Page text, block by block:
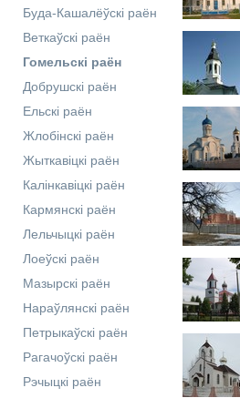
Буда-Кашалёўскі раён
Веткаўскі раён
Гомельскі раён
Добрушскі раён
Ельскі раён
Жлобінскі раён
Жыткавіцкі раён
Калінкавіцкі раён
Кармянскі раён
Лельчыцкі раён
Лоеўскі раён
Мазырскі раён
Нараўлянскі раён
Петрыкаўскі раён
Рагачоўскі раён
Рэчыцкі раён